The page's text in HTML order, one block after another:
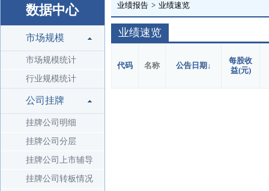
数据中心
市场规模
市场规模统计
行业规模统计
公司挂牌
挂牌公司明细
挂牌公司分层
挂牌公司上市辅导
挂牌公司转板情况
业绩报告 > 业绩速览
业绩速览
代码 名称 公告日期↓
每股收
益(元)